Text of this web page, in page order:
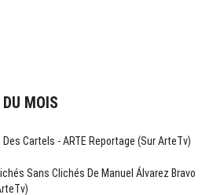
MOIS
Des Cartels - ARTE Reportage (sur ArteTv)
Sans Clichés De Manuel Álvarez Bravo